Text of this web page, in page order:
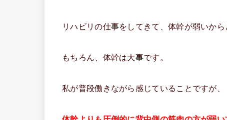
リハビリの仕事をしてきて、体幹が弱いか
もちろん、体幹は大事です。
私が普段働きながら感じていることですが、